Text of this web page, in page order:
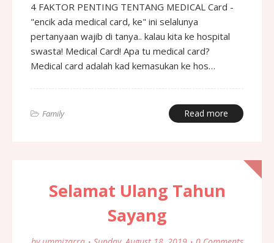
4 FAKTOR PENTING TENTANG MEDICAL Card -
"encik ada medical card, ke" ini selalunya
pertanyaan wajib di tanya.. kalau kita ke hospital
swasta! Medical Card! Apa tu medical card?
Medical card adalah kad kemasukan ke hos…
Family Read more
Selamat Ulang Tahun
Sayang